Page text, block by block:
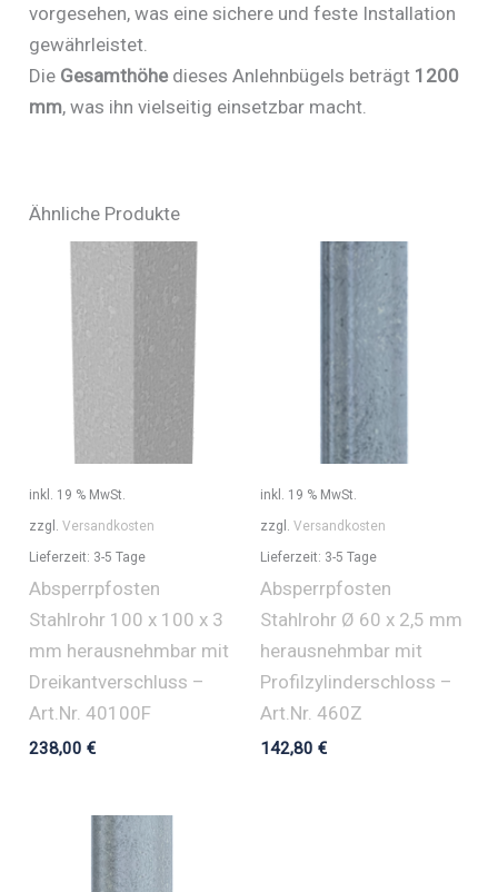
vorgesehen, was eine sichere und feste Installation
gewährleistet.
Die Gesamthöhedieses Anlehnbügels beträgt 1200
mm, was ihn vielseitig einsetzbar macht.
Ähnliche Produkte
inkl. 19 % MwSt.
zzgl.Versandkosten
Lieferzeit: 3-5 Tage
Absperrpfosten
Stahlrohr 100 x 100 x 3
mm herausnehmbar mit
Dreikantverschluss –
Art.Nr. 40100F
238,00€
inkl. 19 % MwSt.
zzgl. Versandkosten
Lieferzeit: 3-5 Tage
Absperrpfosten
Stahlrohr Ø 60 x 2,5 mm
herausnehmbar mit
Profilzylinderschloss –
Art.Nr. 460Z
142,80 €